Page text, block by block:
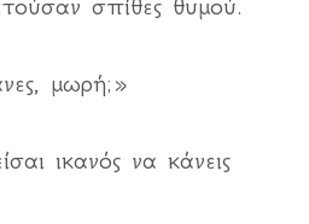
σπίθες θυμού.
μωρή;»
ικανός να κάνεις